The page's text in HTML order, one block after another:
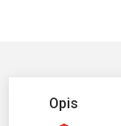
Opis